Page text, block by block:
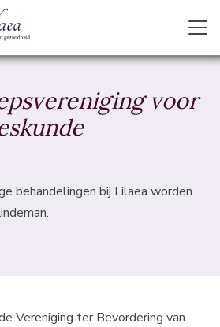
voor
behandelingen bij Lilaea worden
Vereniging ter Bevordering van